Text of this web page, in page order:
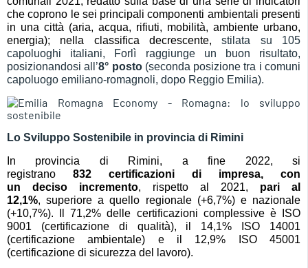
che coprono le sei principali componenti ambientali presenti
in una città (aria, acqua, rifiuti, mobilità, ambiente urbano,
energia); nella classifica decrescente,stilata su 105
capoluoghi italiani, Forlì raggiunge un buon risultato,
posizionandosi all’8° posto (seconda posizione tra i comuni
capoluogo emiliano-romagnoli, dopo Reggio Emilia).
Lo Sviluppo Sostenibile in provincia di Rimini
In provincia di
Rimini, a fine 2022, si
registrano 832 certificazioni di impresa, con
un deciso incremento, rispetto al 2021, pari al
12,1%,superiore a quello regionale (+6,7%) e nazionale
(+10,7%). Il71,2% delle certificazioni complessive èISO
9001 (certificazione di qualità), il 14,1% ISO 14001
(certificazione ambientale) e il 12,9% ISO 45001
(certificazione di sicurezza del lavoro).